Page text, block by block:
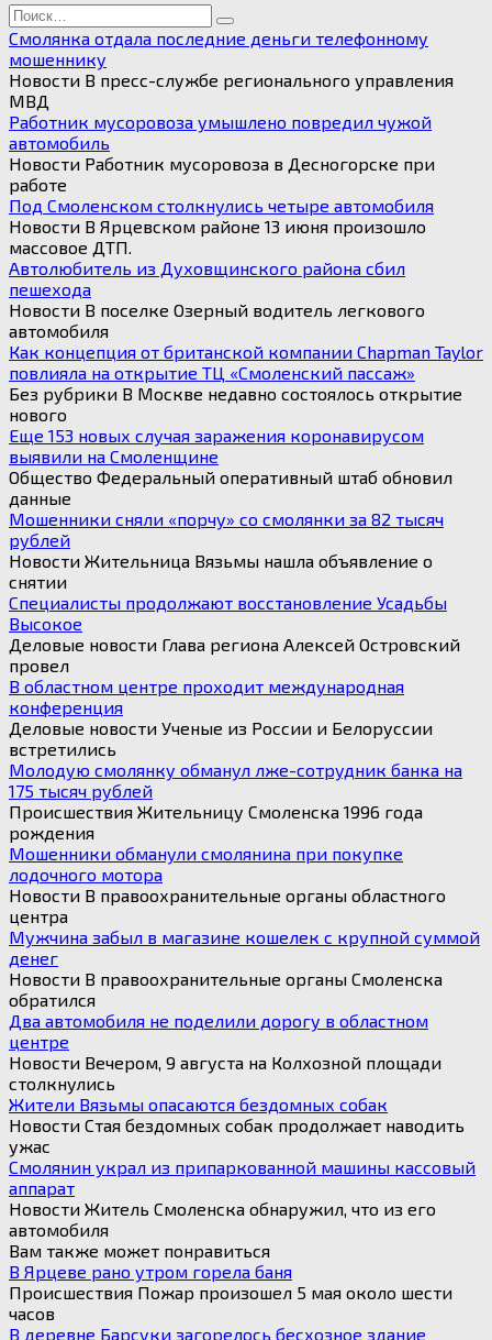
Search
for:
Смолянка отдала последние деньги телефонному
мошеннику
Новости В пресс-службе регионального управления
МВД
Работник мусоровоза умышлено повредил чужой
автомобиль
Новости Работник мусоровоза в Десногорске при
работе
Под Смоленском столкнулись четыре автомобиля
Новости В Ярцевском районе 13 июня произошло
массовое ДТП.
Автолюбитель из Духовщинского района сбил
пешехода
Новости В поселке Озерный водитель легкового
автомобиля
Как концепция от британской компании Chapman Taylor
повлияла на открытие ТЦ «Смоленский пассаж»
Без рубрики В Москве недавно состоялось открытие
нового
Еще 153 новых случая заражения коронавирусом
выявили на Смоленщине
Общество Федеральный оперативный штаб обновил
данные
Мошенники сняли «порчу» со смолянки за 82 тысяч
рублей
Новости Жительница Вязьмы нашла объявление о
снятии
Специалисты продолжают восстановление Усадьбы
Высокое
Деловые новости Глава региона Алексей Островский
провел
В областном центре проходит международная
конференция
Деловые новости Ученые из России и Белоруссии
встретились
Молодую смолянку обманул лже-сотрудник банка на
175 тысяч рублей
Происшествия Жительницу Смоленска 1996 года
рождения
Мошенники обманули смолянина при покупке
лодочного мотора
Новости В правоохранительные органы областного
центра
Мужчина забыл в магазине кошелек с крупной суммой
денег
Новости В правоохранительные органы Смоленска
обратился
Два автомобиля не поделили дорогу в областном
центре
Новости Вечером, 9 августа на Колхозной площади
столкнулись
Жители Вязьмы опасаются бездомных собак
Новости Стая бездомных собак продолжает наводить
ужас
Смолянин украл из припаркованной машины кассовый
аппарат
Новости Житель Смоленска обнаружил, что из его
автомобиля
Вам также может понравиться
В Ярцеве рано утром горела баня
Происшествия Пожар произошел 5 мая около шести
часов
В деревне Барсуки загорелось бесхозное здание